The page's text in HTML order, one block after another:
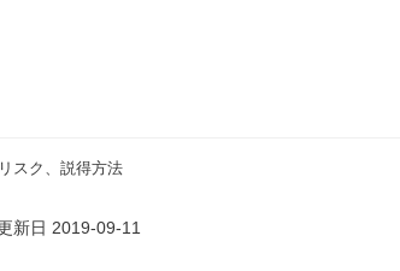
スク、説得方法
新日 2019-09-11